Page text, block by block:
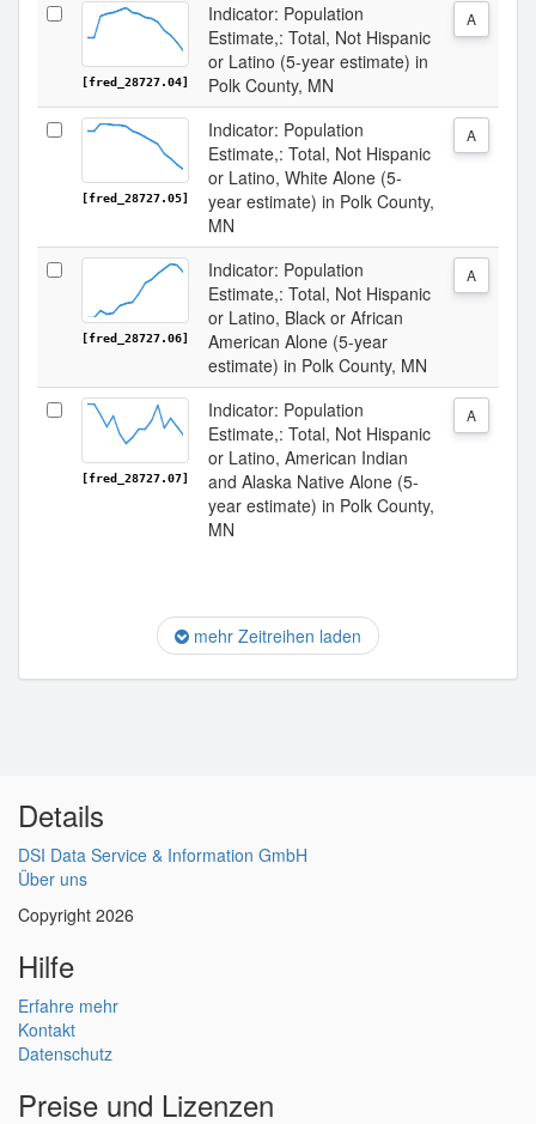
[fred_28727.04]
Indicator: Population
Estimate,: Total, Not Hispanic
or Latino (5-year estimate) in
Polk County, MN
A
[fred_28727.05]
Indicator: Population
Estimate,: Total, Not Hispanic
or Latino, White Alone (5-
year estimate) in Polk County,
MN
A
[fred_28727.06]
Indicator: Population
Estimate,: Total, Not Hispanic
or Latino, Black or African
American Alone (5-year
estimate) in Polk County, MN
A
[fred_28727.07]
Indicator: Population
Estimate,: Total, Not Hispanic
or Latino, American Indian
and Alaska Native Alone (5-
year estimate) in Polk County,
MN
A
mehr Zeitreihen laden
Details
DSI Data Service & Information GmbH
Über uns
Copyright 2026
Hilfe
Erfahre mehr
Kontakt
Datenschutz
Preise und Lizenzen